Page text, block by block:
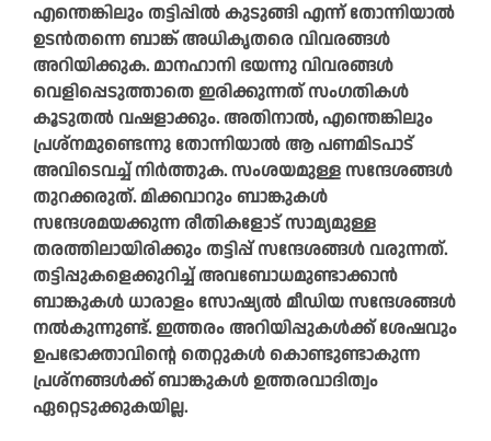
എന്തെങ്കിലും തട്ടിപ്പിൽ കുടുങ്ങി എന്ന് തോന്നിയാൽ
ഉടൻതന്നെ ബാങ്ക് അധികൃതരെ വിവരങ്ങൾ
അറിയിക്കുക. മാനഹാനി ഭയന്നു വിവരങ്ങൾ
വെളിപ്പെടുത്താതെ ഇരിക്കുന്നത് സംഗതികൾ
കൂടുതൽ വഷളാക്കും. അതിനാൽ, എന്തെങ്കിലും
പ്രശ്നമുണ്ടെന്നു തോന്നിയാൽ ആ പണമിടപാട്
അവിടെവച്ച് നിർത്തുക. സംശയമുള്ള സന്ദേശങ്ങൾ
തുറക്കരുത്. മിക്കവാറും ബാങ്കുകൾ
സന്ദേശമയക്കുന്ന രീതികളോട് സാമ്യമുള്ള
തരത്തിലായിരിക്കും തട്ടിപ്പ് സന്ദേശങ്ങൾ വരുന്നത്.
തട്ടിപ്പുകളെക്കുറിച്ച് അവബോധമുണ്ടാക്കാൻ
ബാങ്കുകൾ ധാരാളം സോഷ്യൽ മീഡിയ സന്ദേശങ്ങൾ
നൽകുന്നുണ്ട്. ഇത്തരം അറിയിപ്പുകൾക്ക് ശേഷവും
ഉപഭോക്താവിന്റെ തെറ്റുകൾ കൊണ്ടുണ്ടാകുന്ന
പ്രശ്നങ്ങൾക്ക് ബാങ്കുകൾ ഉത്തരവാദിത്വം
ഏറ്റെടുക്കുകയില്ല.